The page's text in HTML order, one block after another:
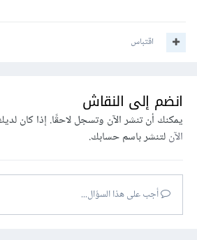
اقتباس
انضم إلى النقاش
يمكنك أن تنشر الآن وتسجل لاحقًا. إذا كان
الآنلتنشر باسم حسابك.
أجب على هذا السؤال...